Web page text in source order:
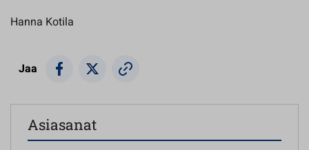
Hanna Kotila
Jaa
Asiasanat